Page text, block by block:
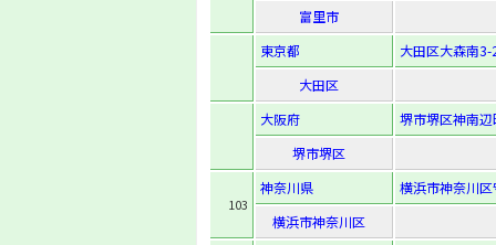
富里市
東京都
大田区大森南3-
大田区
大阪府
堺市堺区神南
堺市堺区
103
神奈川県
横浜市神奈川
横浜市神奈川区